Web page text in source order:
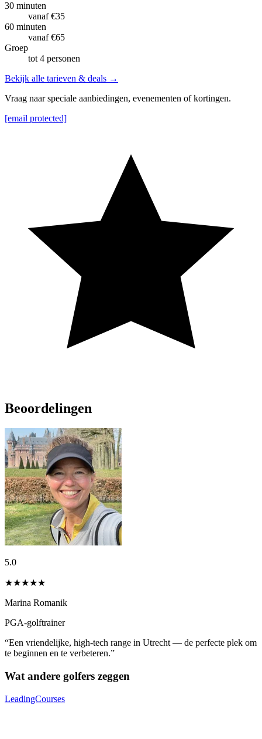
30 minuten
vanaf €35
60 minuten
vanaf €65
Groep
tot 4 personen
Bekijk alle tarieven & deals →
Vraag naar speciale aanbiedingen, evenementen of kortingen.
[email protected]
Beoordelingen
5.0
★★★★★
Marina Romanik
PGA-golftrainer
“Een vriendelijke, high-tech range in Utrecht — de perfecte plek om
te beginnen en te verbeteren.”
Wat andere golfers zeggen
LeadingCourses